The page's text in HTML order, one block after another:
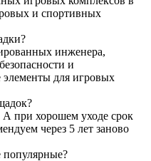
и спортивных
инженера,
и
для игровых
при хорошем уходе срок
через 5 лет заново
популярные?